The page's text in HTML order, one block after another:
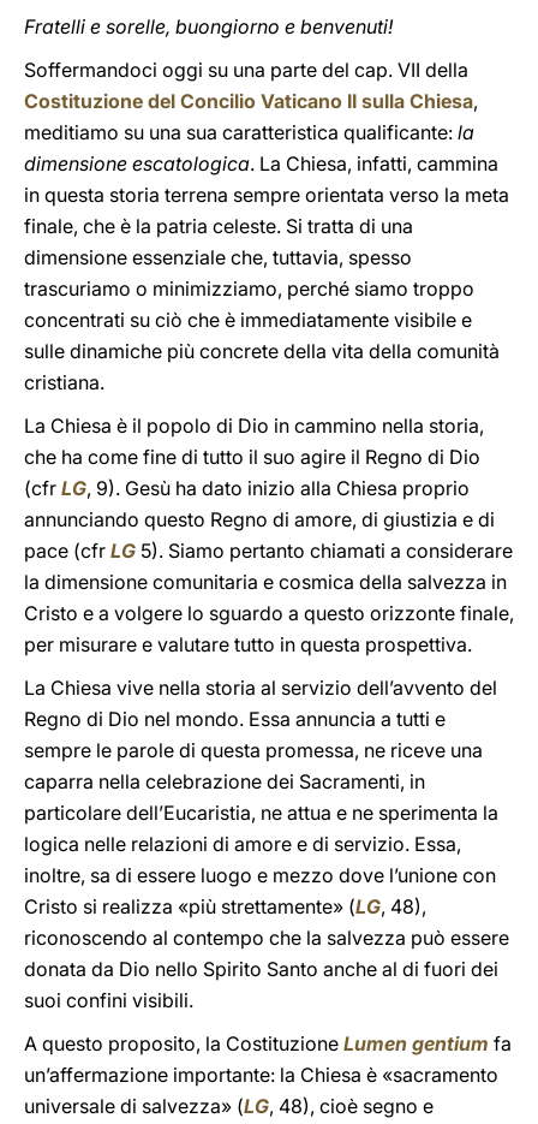
Fratelli e sorelle, buongiorno e benvenuti!
Soffermandoci oggi su una parte del cap. VII della
Costituzione del Concilio Vaticano II sulla Chiesa,
meditiamo su una sua caratteristica qualificante: la
dimensione escatologica. La Chiesa, infatti, cammina
in questa storia terrena sempre orientata verso la meta
finale, che è la patria celeste. Si tratta di una
dimensione essenziale che, tuttavia, spesso
trascuriamo o minimizziamo, perché siamo troppo
concentrati su ciò che è immediatamente visibile e
sulle dinamiche più concrete della vita della comunità
cristiana.
La Chiesa è il popolo di Dio in cammino nella storia,
che ha come fine di tutto il suo agire il Regno di Dio
(cfr LG, 9). Gesù ha dato inizio alla Chiesa proprio
annunciando questo Regno di amore, di giustizia e di
pace (cfr LG 5). Siamo pertanto chiamati a considerare
la dimensione comunitaria e cosmica della salvezza in
Cristo e a volgere lo sguardo a questo orizzonte finale,
per misurare e valutare tutto in questa prospettiva.
La Chiesa vive nella storia al servizio dell’avvento del
Regno di Dio nel mondo. Essa annuncia a tutti e
sempre le parole di questa promessa, ne riceve una
caparra nella celebrazione dei Sacramenti, in
particolare dell’Eucaristia, ne attua e ne sperimenta la
logica nelle relazioni di amore e di servizio. Essa,
inoltre, sa di essere luogo e mezzo dove l’unione con
Cristo si realizza «più strettamente» (LG, 48),
riconoscendo al contempo che la salvezza può essere
donata da Dio nello Spirito Santo anche al di fuori dei
suoi confini visibili.
A questo proposito, la Costituzione Lumen gentium fa
un’affermazione importante: la Chiesa è «sacramento
universale di salvezza» (LG, 48), cioè segno e